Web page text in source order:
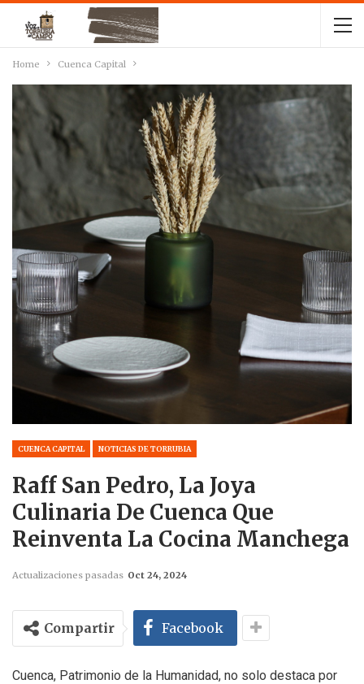
Home Cuenca Capital
CUENCA CAPITAL NOTICIAS DE TORRUBIA
Raff San Pedro, La Joya
Culinaria De Cuenca Que
Reinventa La Cocina Manchega
Actualizaciones pasadas Oct 24, 2024
Compartir Facebook
Cuenca, Patrimonio de la Humanidad, no solo destaca por